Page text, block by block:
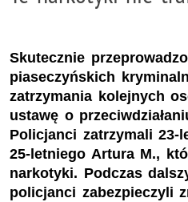
Skutecznie
piaseczyńskich
zatrzymania kolejnych
ustawę o
Policjanci zatrzymali 23-
25-letniego Artura M.,
narkotyki. Podczas
policjanci zabezpieczyli